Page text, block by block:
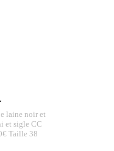
laine noir et
et sigle CC
Taille 38